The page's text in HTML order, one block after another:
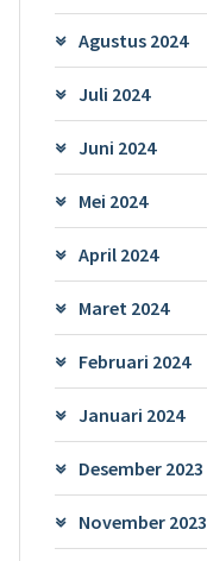
Agustus 2024
Juli 2024
Juni 2024
Mei 2024
April 2024
Maret 2024
Februari 2024
Januari 2024
Desember 2023
November 2023